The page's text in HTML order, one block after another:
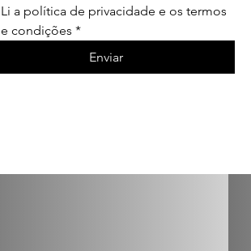
Li a política de privacidade e os termos
e condições *
Enviar